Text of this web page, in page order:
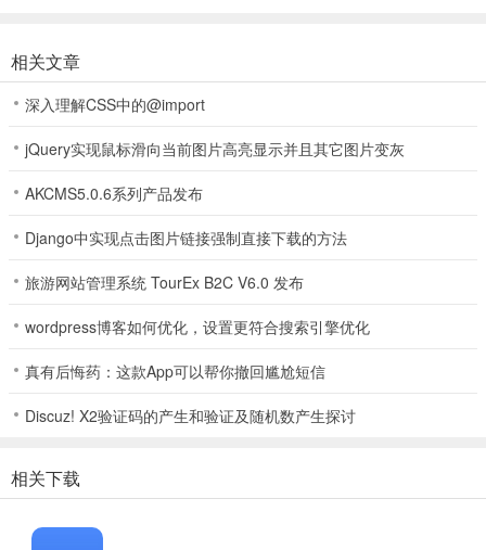
轻松。
2、界面友好，操作直观，带来极致记账体验。
3、功能多样，分类记账、预算监控、随时记账、图片记账、数据备份
相关文章
深入理解CSS中的@import
jQuery实现鼠标滑向当前图片高亮显示并且其它图片变灰
AKCMS5.0.6系列产品发布
Django中实现点击图片链接强制直接下载的方法
旅游网站管理系统 TourEx B2C V6.0 发布
wordpress博客如何优化，设置更符合搜索引擎优化
真有后悔药：这款App可以帮你撤回尴尬短信
Discuz! X2验证码的产生和验证及随机数产生探讨
相关下载